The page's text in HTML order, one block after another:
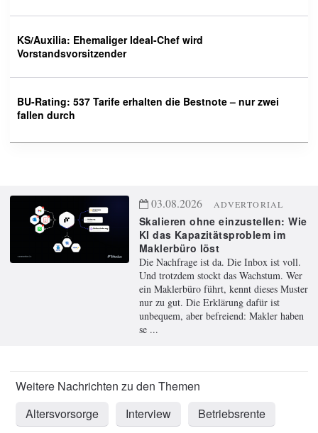
KS/Auxilia: Ehemaliger Ideal-Chef wird
Vorstandsvorsitzender
BU-Rating: 537 Tarife erhalten die Bestnote – nur zwei
fallen durch
03.08.2026 ADVERTORIAL
Skalieren ohne einzustellen: Wie
KI das Kapazitätsproblem im
Maklerbüro löst
Die Nachfrage ist da. Die Inbox ist voll.
Und trotzdem stockt das Wachstum. Wer
ein Maklerbüro führt, kennt dieses Muster
nur zu gut. Die Erklärung dafür ist
unbequem, aber befreiend: Makler haben
se ...
Altersvorsorge Interview
Betriebsrente